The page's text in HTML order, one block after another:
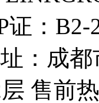
证：B2-
：成
售前